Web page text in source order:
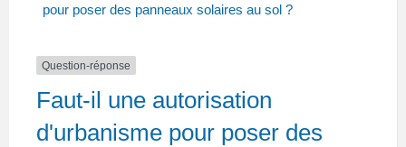
pour poser des panneaux solaires au sol ?
Question-réponse
Faut-il une autorisation
d'urbanisme pour poser des